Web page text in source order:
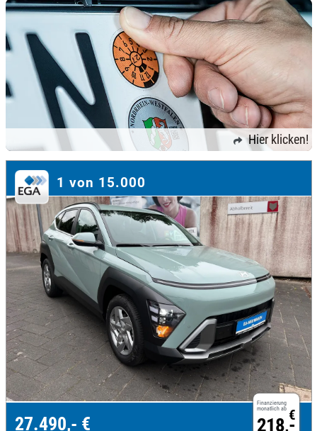
Hier klicken!
1 von 15.000
Finanzierung
monatlich ab €
218,-
27.490,- €